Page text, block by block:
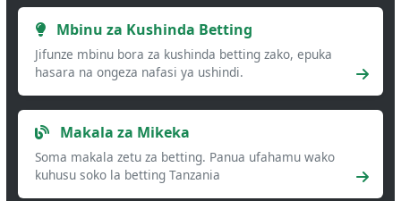
Mbinu za Kushinda Betting
Jifunze mbinu bora za kushinda betting zako, epuka
hasara na ongeza nafasi ya ushindi.
Makala za Mikeka
Soma makala zetu za betting. Panua ufahamu wako
kuhusu soko la betting Tanzania